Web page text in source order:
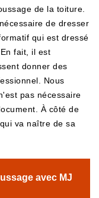
de la toiture.
de dresser
qui est dressé
fait, il est
donner des
Nous
pas nécessaire
À côté de
va naître de sa
avec MJ